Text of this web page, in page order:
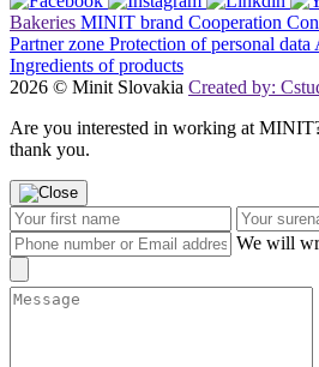
Bakeries MINIT brand Cooperation
Partner zone Protection of personal data
Ingredients of products
2026 © Minit Slovakia Created by:
Are you interested in working at
thank you.
We will